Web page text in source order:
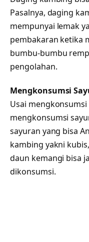
Pasalnya, daging
mempunyai lemak
pembakaran ketika
bumbu-bumbu
pengolahan.
Mengkonsumsi
Usai
mengkonsumsi
sayuran yang bisa
kambing yakni
daun kemangi bisa
dikonsumsi.